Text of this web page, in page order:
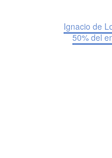
Ignacio de
50% del